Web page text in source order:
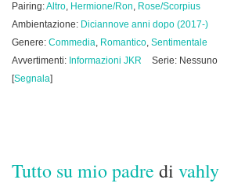
Pairing:Altro, Hermione/Ron, Rose/Scorpius
Ambientazione: Diciannove anni dopo (2017-)
Genere: Commedia, Romantico, Sentimentale
Avvertimenti: Informazioni JKR Serie: Nessuno
[Segnala]
Tutto su mio padre di vahly